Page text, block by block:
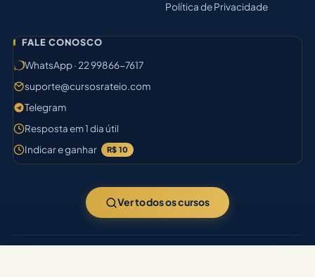
Política de Privacidade
FALE CONOSCO
WhatsApp · 22 99866-7617
suporte@cursosrateio.com
Telegram
Resposta em 1 dia útil
Indicar e ganhar
R$ 10
Ver todos os cursos